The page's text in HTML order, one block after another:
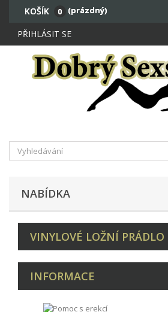
KOŠÍK 0 (prázdný)
PŘIHLÁSIT SE
NABÍDKA
VINYLOVÉ LOŽNÍ PRÁDLO
INFORMACE